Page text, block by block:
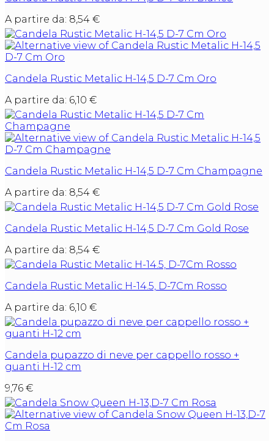
A partire da: 8,54 €
Candela Rustic Metalic H-14,5 D-7 Cm Oro
A partire da: 6,10 €
Candela Rustic Metalic H-14,5 D-7 Cm Champagne
A partire da: 8,54 €
Candela Rustic Metalic H-14,5 D-7 Cm Gold Rose
A partire da: 8,54 €
Candela Rustic Metalic H-14.5, D-7Cm Rosso
A partire da: 6,10 €
Candela pupazzo di neve per cappello rosso +
guanti H-12 cm
9,76 €